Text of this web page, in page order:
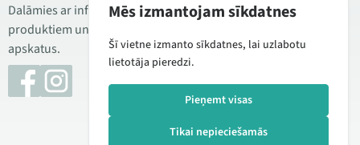
Dalāmies ar informāciju par izdevīgām akcijām, jauniem
produktiem un servisu. Reizēm publicējam arī produktu
apskatus.
Mēs izmantojam sīkdatnes
Šī vietne izmanto sīkdatnes, lai uzlabotu
lietotāja pieredzi.
Pieņemt visas
Tikai nepieciešamās